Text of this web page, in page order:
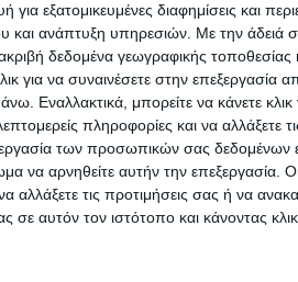
εξατομικευμένες διαφημίσεις και
και ανάπτυξη υπηρεσιών. Με την άδειά
δεδομένα γεωγραφικής τοποθεσίας
να συναινέσετε στην επεξεργασία
Εναλλακτικά, μπορείτε να κάνετε κλικ
πληροφορίες και να αλλάξετε
των προσωπικών σας δεδομένων
να αρνηθείτε αυτήν την επεξεργασία.
αλλάξετε τις προτιμήσεις σας ή να
αυτόν τον ιστότοπο και κάνοντας
του ραντεβού,
προσκαλώντας ντόπιους
καλοκαιρινό ουρανό.